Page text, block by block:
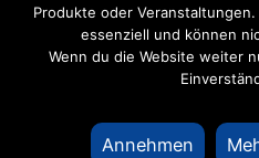
Produkte oder
essenziell und können
Wenn du die Website weiter
Annehmen